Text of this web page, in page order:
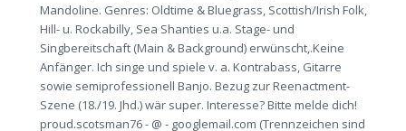
Mandoline. Genres: Oldtime & Bluegrass, Scottish/Irish Folk,
Hill- u. Rockabilly, Sea Shanties u.a. Stage- und
Singbereitschaft (Main & Background) erwünscht,.Keine
Anfänger. Ich singe und spiele v. a. Kontrabass, Gitarre
sowie semiprofessionell Banjo. Bezug zur Reenactment-
Szene (18./19. Jhd.) wär super. Interesse? Bitte melde dich!
proud.scotsman76 - @ - googlemail.com (Trennzeichen sind